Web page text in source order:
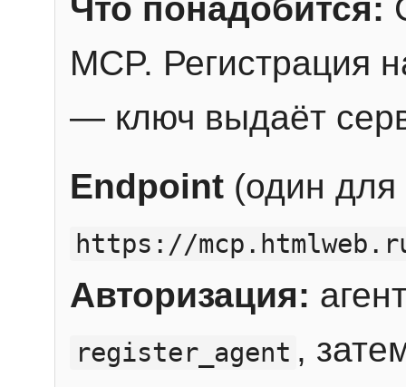
Что понадобится:
MCP. Регистрация
— ключ выдаёт
Endpoint (один для
https://
Авторизация:
register_agent ,